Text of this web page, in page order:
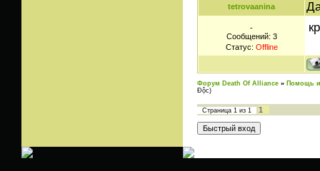
tetrovaanina
-
Сообщений: 3
Статус: Offline
Форум Death Of Alliance » Помощь
Độc)
Страница 1 из 1 1